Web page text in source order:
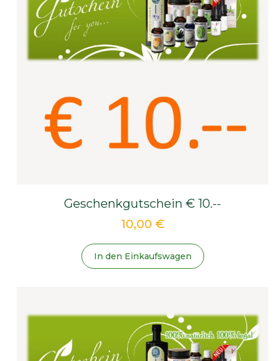
Geschenkgutschein € 10.--
10,00 €
In den Einkaufswagen